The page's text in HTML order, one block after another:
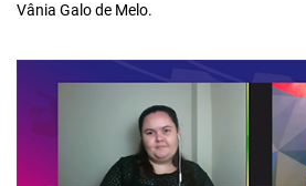
Vânia Galo de Melo.